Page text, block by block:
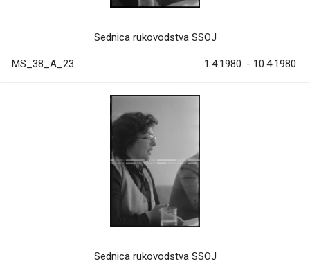
Sednica rukovodstva SSOJ
MS_38_A_23 1.4.1980. - 10.4.1980.
Sednica rukovodstva SSOJ